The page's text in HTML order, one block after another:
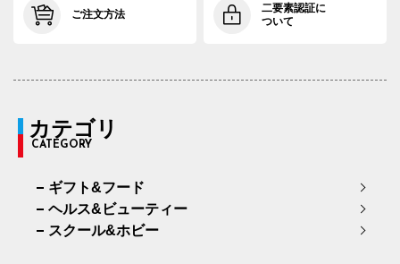
ご注文方法
二要素認証に
ついて
カテゴリ
CATEGORY
ギフト&フード
ヘルス&ビューティー
スクール&ホビー